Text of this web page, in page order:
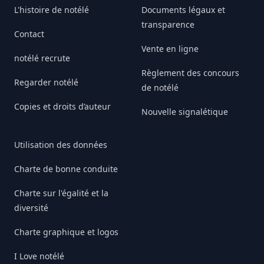
L'histoire de notélé
Contact
notélé recrute
Regarder notélé
Copies et droits d’auteur
Utilisation des données
Charte de bonne conduite
Charte sur l'égalité et la
diversité
Charte graphique et logos
I Love notélé
Documents légaux et
transparence
Vente en ligne
Règlement des concours
de notélé
Nouvelle signalétique